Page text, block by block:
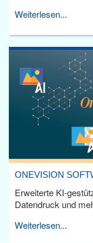
Weiterlesen...
ONEVISION
Erweiterte KI-
Datendruck und
Weiterlesen...